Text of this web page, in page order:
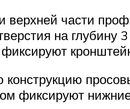
верхней части
на глубину
фиксируют
фиксируют